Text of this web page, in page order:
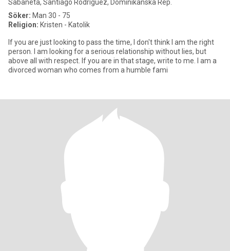
Sabaneta, Santiago Rodríguez, Dominikanska Rep.
Söker: Man 30 - 75
Religion: Kristen - Katolik
If you are just looking to pass the time, I don't think I am the right
person. I am looking for a serious relationship without lies, but
above all with respect. If you are in that stage, write to me. I am a
divorced woman who comes from a humble fami